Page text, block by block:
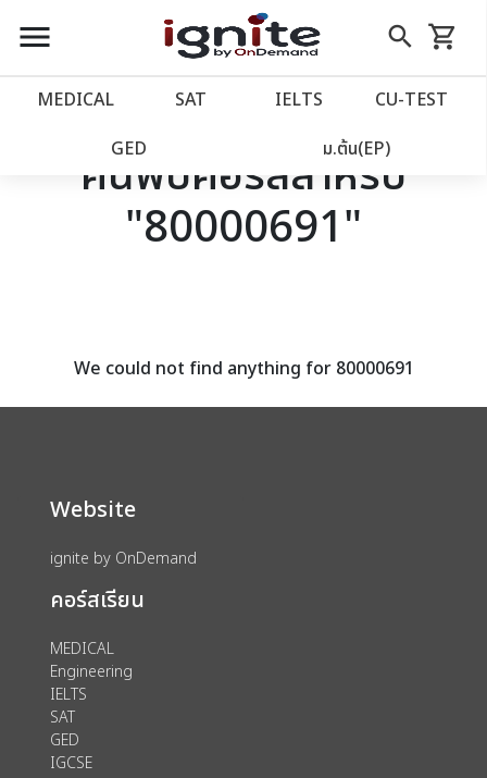
close
account_balance หน้าแรก
เว็บไซต์อิกไนท์
โปรโมชั่น
assignment ลงทะเบียน
menu search
Skip
to
shopping_cart
รถเข็น
MEDICAL SAT IELTS CU‑TEST
GED ม.ต้น(EP)
ค้นพบคอร์สสำหรับ
"80000691"
We could not find anything for 80000691
Website
ignite by OnDemand
คอร์สเรียน
MEDICAL
Engineering
IELTS
SAT
GED
IGCSE